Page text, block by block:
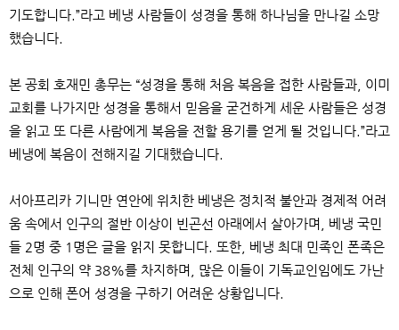
기도합니다 .”라고 베냉 사람들이 성경을 통해 하나님을 만나길 소망
했습니다
본 공회 호재민 총무는 “성경을 통해 처음 복음을 접한 사람들과
이미
교회를 나가지만 성경을 통해서 믿음을 굳건하게 세운 사람들은 성경
을 읽고 또 다른 사람에게 복음을 전할 용기를 얻게 될 것입니다 .”라고
베냉에 복음이 전해지길 기대했습니다
서아프리카 기니만 연안에 위치한 베냉은 정치적 불안과 경제적 어려
움 속에서 인구의 절반 이상이 빈곤선 아래에서 살아가며
베냉 국민
들 2명 중 1 명은 글을 읽지 못합니다 또한
베냉 최대 민족인 폰족은
전체 인구의 약 38%를 차지하며
많은 이들이 기독교인임에도 가난
으로 인해 폰어 성경을 구하기 어려운 상황입니다